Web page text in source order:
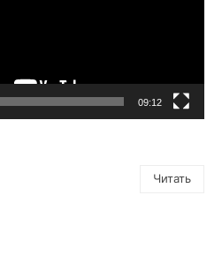
09:12
Читать